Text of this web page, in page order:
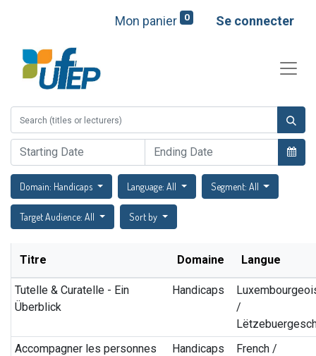
Mon panier 0 Se connecter
Domain: Handicaps Language: All Segment: All
Target Audience: All Sort by
Titre Domaine Langue
Tutelle & Curatelle - Ein
Überblick
Handicaps
/
Accompagner les personnes
Handicaps
French /